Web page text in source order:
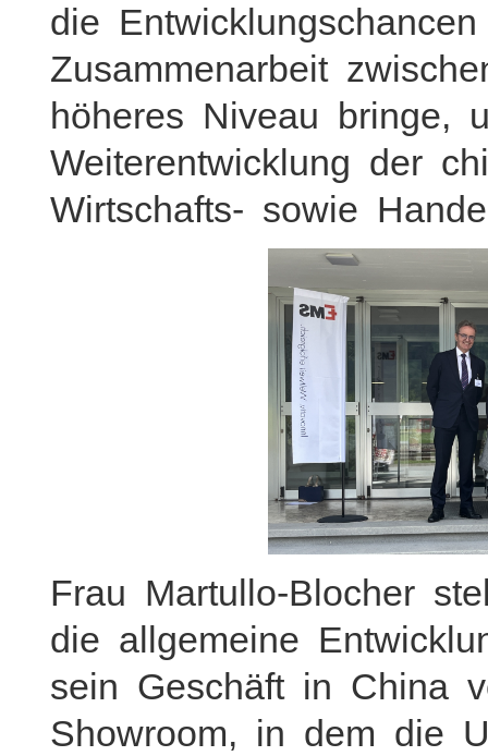
die
Zusammenarbeit
höheres Niveau bringe,
Weiterentwicklung der
Wirtschafts- sowie
Frau Martullo-Blocher
die allgemeine
sein Geschäft in China
Showroom, in dem die